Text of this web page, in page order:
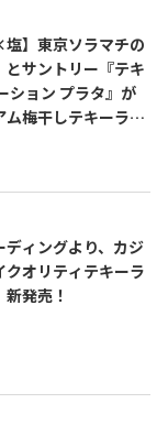
ストラン
シコ大使館 SNS
】東京ソラマチの
とサントリー『テキ
ション プラタ』が
梅干しテキーラソ
ィングより、カジ
クオリティテキーラ
新発売！